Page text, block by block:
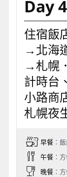
Day 4
住宿飯
→北海
→札幌
計時台
小路商
札幌夜
早餐：
午餐：
晚餐：